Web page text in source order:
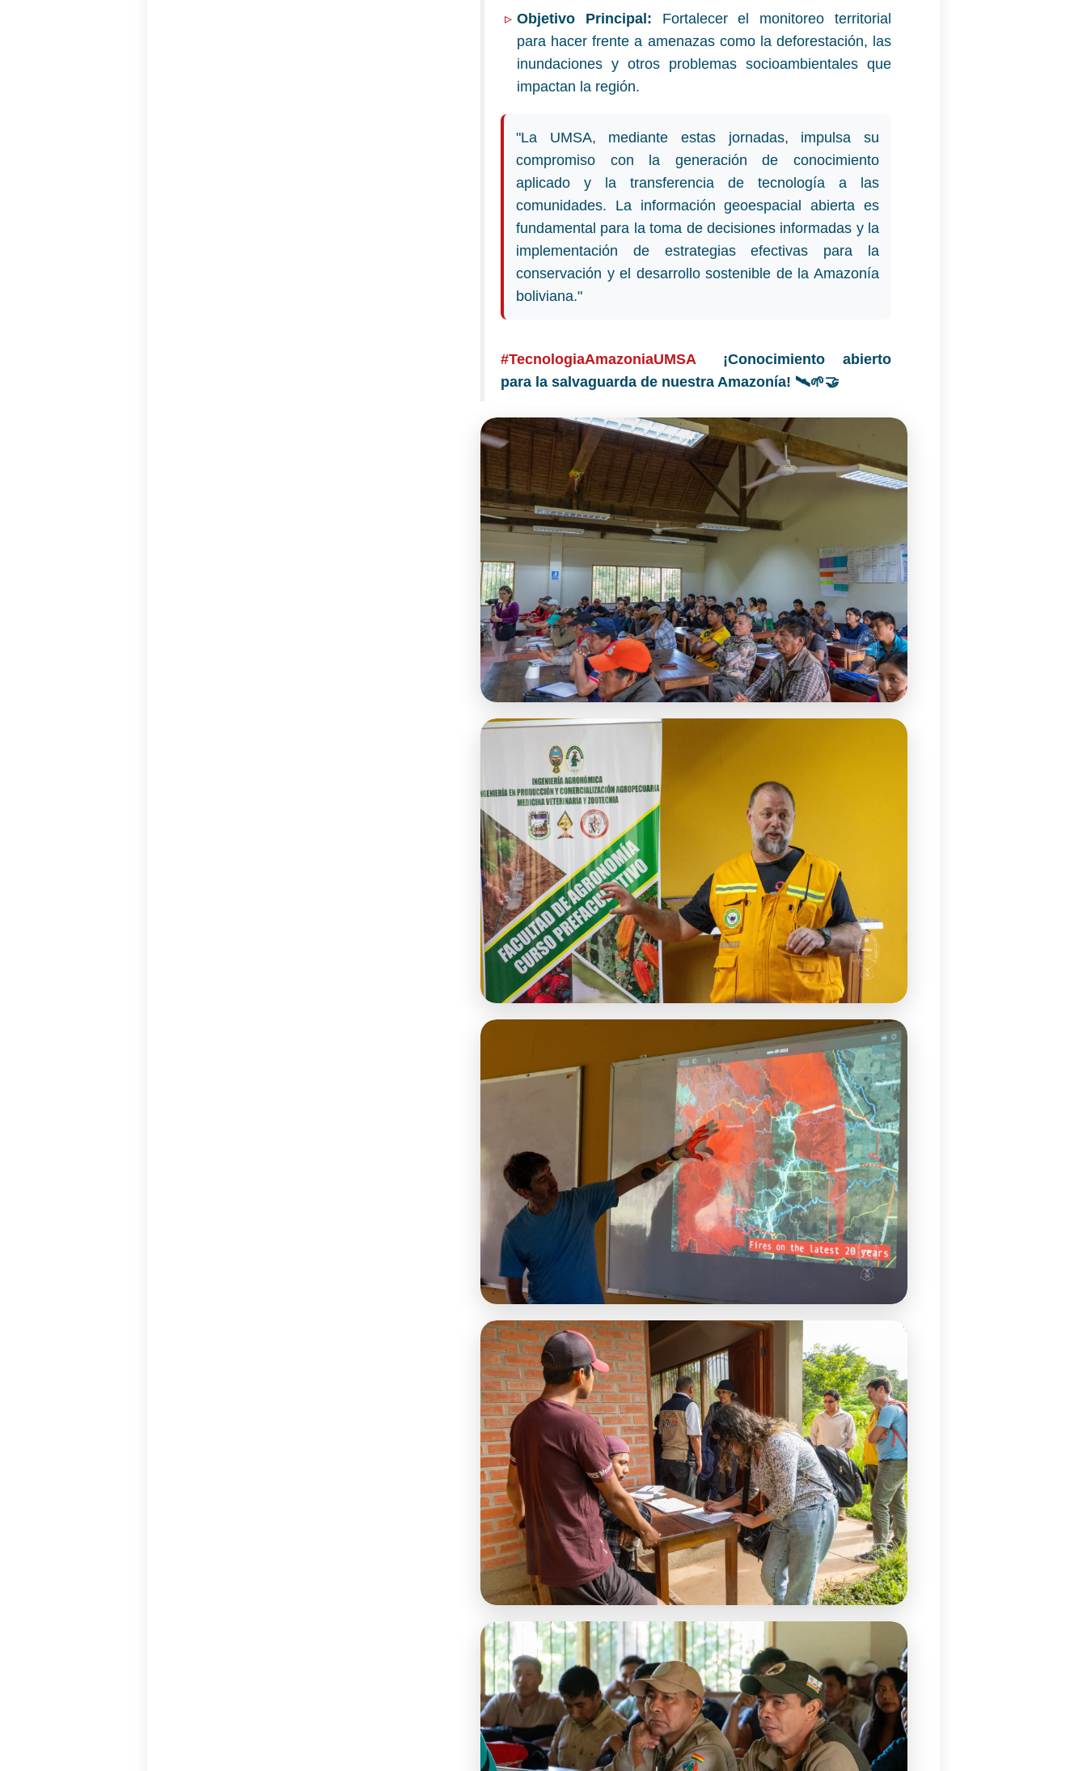
Objetivo Principal: Fortalecer el monitoreo territorial
para hacer frente a amenazas como la deforestación, las
inundaciones y otros problemas socioambientales que
impactan la región.
"La UMSA, mediante estas jornadas, impulsa su
compromiso con la generación de conocimiento
aplicado y la transferencia de tecnología a las
comunidades. La información geoespacial abierta es
fundamental para la toma de decisiones informadas y la
implementación de estrategias efectivas para la
conservación y el desarrollo sostenible de la Amazonía
boliviana."
#TecnologiaAmazoniaUMSA
¡Conocimiento abierto
para la salvaguarda de nuestra Amazonía! 🛰️🌱🤝